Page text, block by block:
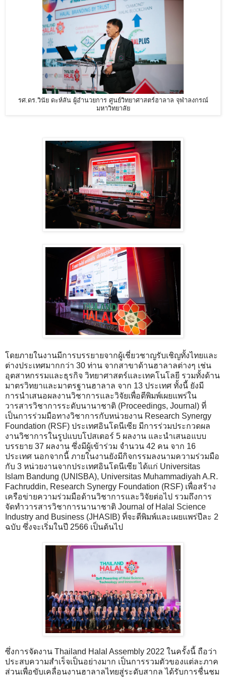
รศ.ดร.วินัย ดะห์ลัน ผู้อำนวยการ ศูนย์วิทยาศาสตร์ฮาลาล จุฬาลงกรณ์
มหาวิทยาลัย
โดยภายในงานมีการบรรยายจากผู้เชี่ยวชาญรับเชิญทั้งไทยและ
ต่างประเทศมากกว่า 30 ท่าน จากสาขาด้านฮาลาลต่างๆ เช่น
อุตสาหกรรมและธุรกิจ วิทยาศาสตร์และเทคโนโลยี รวมทั้งด้าน
มาตรวิทยาและมาตรฐานฮาลาล จาก 13 ประเทศ ทั้งนี้ ยังมี
การนำเสนอผลงานวิชาการและวิจัยเพื่อตีพิมพ์เผยแพร่ใน
วารสารวิชาการระดับนานาชาติ (Proceedings, Journal) ที่
เป็นการร่วมมือทางวิชาการกับหน่วยงาน Research Synergy
Foundation (RSF) ประเทศอินโดนีเซีย มีการร่วมประกวดผล
งานวิชาการในรูปแบบโปสเตอร์ 5 ผลงาน และนำเสนอแบบ
บรรยาย 37 ผลงาน ซึ่งมีผู้เข้าร่วม จํานวน 42 คน จาก 16
ประเทศ นอกจากนี้ ภายในงานยังมีกิจกรรมลงนามความร่วมมือ
กับ 3 หน่วยงานจากประเทศอินโดนีเซีย ได้แก่ Universitas
Islam Bandung (UNISBA), Universitas Muhammadiyah A.R.
Fachruddin, Research Synergy Foundation (RSF) เพื่อสร้าง
เครือข่ายความร่วมมือด้านวิชาการและวิจัยต่อไป รวมถึงการ
จัดทำวารสารวิชาการนานาชาติ Journal of Halal Science
Industry and Business (JHASIB) ที่จะตีพิมพ์และเผยแพร่ปีละ 2
ฉบับ ซึ่งจะเริ่มในปี 2566 เป็นต้นไป
ซึ่งการจัดงาน Thailand Halal Assembly 2022 ในครั้งนี้ ถือว่า
ประสบความสำเร็จเป็นอย่างมาก เป็นการรวมตัวของแต่ละภาค
ส่วนเพื่อขับเคลื่อนงานฮาลาลไทยสู่ระดับสากล ได้รับการชื่นชม